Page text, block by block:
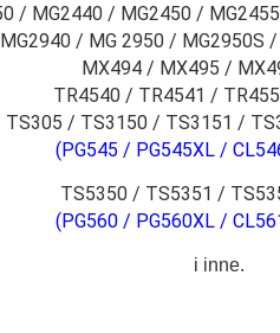
/ MG2440 / MG2450 /
/ MG 2950 /
MX494 / MX495 /
TR4540 / TR4541 /
/ TS3150 / TS3151 /
(PG545 / PG545XL /
TS5350 / TS5351 /
(PG560 / PG560XL /
i inne.